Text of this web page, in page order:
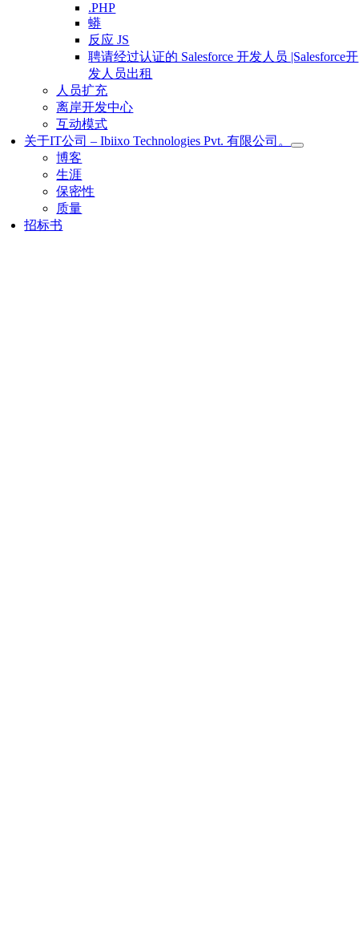
.PHP
蟒
反应 JS
聘请经过认证的 Salesforce 开发人员 |Salesforce开
发人员出租
人员扩充
离岸开发中心
互动模式
关于IT公司 – Ibiixo Technologies Pvt. 有限公司。
博客
生涯
保密性
质量
招标书